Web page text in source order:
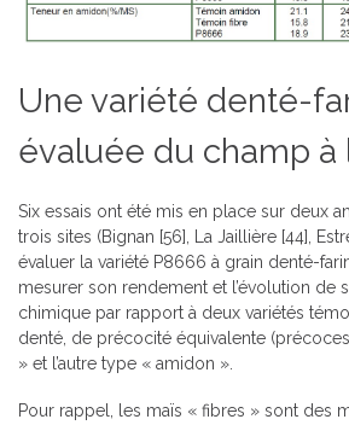
Une variété denté-
évaluée du champ à
Six essais ont été mis en place sur deux
trois sites (Bignan [56], La Jaillière [44],
évaluer la variété P8666 à grain denté-
mesurer son rendement et l’évolution de
chimique par rapport à deux variétés
denté, de précocité équivalente
» et l’autre type « amidon ».
Pour rappel, les maïs « fibres » sont des